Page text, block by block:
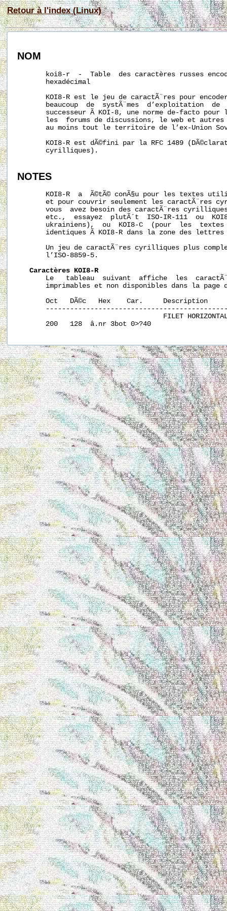
Retour à l'index (Linux)
NOM
koi8-r  -  Table  des caractères russes
       hexadécimal
KOI8-R est le jeu de caractÃ¨res pour
beaucoup  de  systÃ¨mes  d’exploitation  de
successeur Ã KOI-8, une norme de-facto pour
les  forums de discussions, le web et
au moins tout le territoire de l’ex-Union
KOI8-R est dÃ©fini par la RFC 1489
       cyrilliques).
NOTES
KOI8-R  a  Ã©tÃ© conÃ§u pour les textes
et pour couvrir seulement les caractÃ¨res
vous  avez besoin des caractÃ¨res
etc.,  essayez  plutÃ´t  ISO-IR-111  ou
ukrainiens),  ou  KOI8-C  (pour  les
identiques Ã KOI8-R dans la zone des lettres
Un jeu de caractÃ¨res cyrilliques plus
       l’ISO-8859-5.
Caractères KOI8-R
Le   tableau  suivant  affiche  les
imprimables et non disponibles dans la page
       Oct   DÃ©c   Hex    Car.     Description
FILET